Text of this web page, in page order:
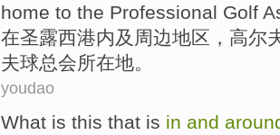
home to the Professional Golf
在圣露西港内及 周边地区， 高尔
夫球总会所在地。
youdao
What is this that is in and